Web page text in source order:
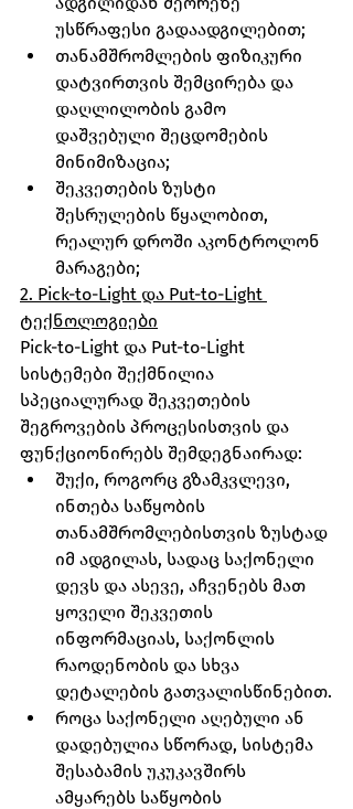
უსწრაფესი გადაადგილებით;
თანამშრომლების ფიზიკური
დატვირთვის შემცირება და
დაღლილობის გამო
დაშვებული შეცდომების
მინიმიზაცია;
შეკვეთების ზუსტი
შესრულების წყალობით,
რეალურ დროში აკონტროლონ
მარაგები;
2. Pick-to-Light და Put-to-Light
ტექნოლოგიები
Pick-to-Light და Put-to-Light
სისტემები შექმნილია
სპეციალურად შეკვეთების
შეგროვების პროცესისთვის და
ფუნქციონირებს შემდეგნაირად:
შუქი, როგორც გზამკვლევი,
ინთება საწყობის
თანამშრომლებისთვის ზუსტად
იმ ადგილას, სადაც საქონელი
დევს და ასევე, აჩვენებს მათ
ყოველი შეკვეთის
ინფორმაციას, საქონლის
რაოდენობის და სხვა
დეტალების გათვალისწინებით.
როცა საქონელი აღებული ან
დადებულია სწორად, სისტემა
შესაბამის უკუკავშირს
ამყარებს საწყობის